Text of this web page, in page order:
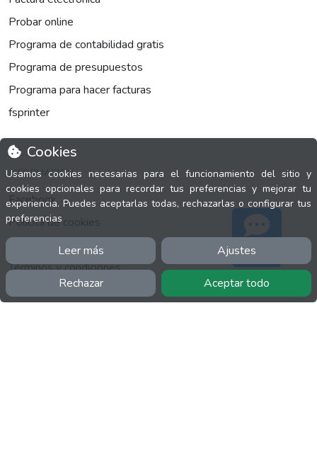
Cookies
Usamos cookies necesarias para el funcionamiento del sitio y
cookies opcionales para recordar tus preferencias y mejorar tu
experiencia. Puedes aceptarlas todas, rechazarlas o configurar tus
preferencias
Leer más Ajustes
Rechazar Aceptar todo
Probar online
Programa de contabilidad gratis
Programa de presupuestos
Programa para hacer facturas
fsprinter
INFORMACIÓN
Facebook
Polícita de cookies
Política de privacidad
Términos y condiciones
Soporte